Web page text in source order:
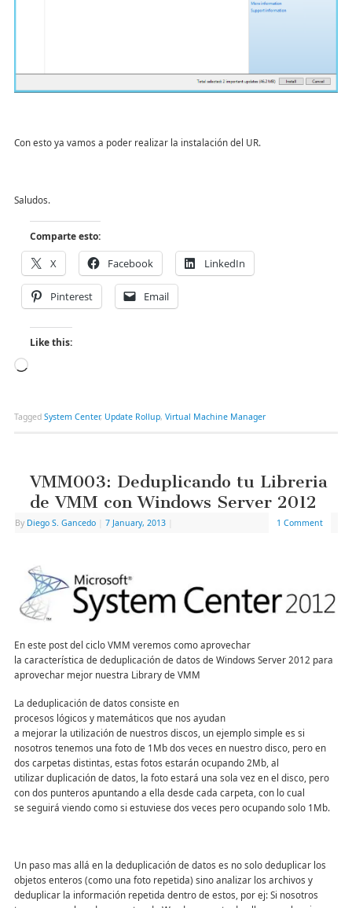
Con esto ya vamos a poder realizar la instalación del UR.
Saludos.
Comparte esto:
X Facebook LinkedIn
Pinterest Email
Like this:
Tagged System Center, Update Rollup, Virtual Machine Manager
VMM003: Deduplicando tu Libreria
de VMM con Windows Server 2012
By Diego S. Gancedo 7 January, 2013 1 Comment
En este post del ciclo VMM veremos como aprovechar
la característica de deduplicación de datos de Windows Server 2012 para
aprovechar mejor nuestra Library de VMM
La deduplicación de datos consiste en
procesos lógicos y matemáticos que nos ayudan
a mejorar la utilización de nuestros discos, un ejemplo simple es si
nosotros tenemos una foto de 1Mb dos veces en nuestro disco, pero en
dos carpetas distintas, estas fotos estarán ocupando 2Mb, al
utilizar duplicación de datos, la foto estará una sola vez en el disco, pero
con dos punteros apuntando a ella desde cada carpeta, con lo cual
se seguirá viendo como si estuviese dos veces pero ocupando solo 1Mb.
Un paso mas allá en la deduplicación de datos es no solo deduplicar los
objetos enteros (como una foto repetida) sino analizar los archivos y
deduplicar la información repetida dentro de estos, por ej: Si nosotros